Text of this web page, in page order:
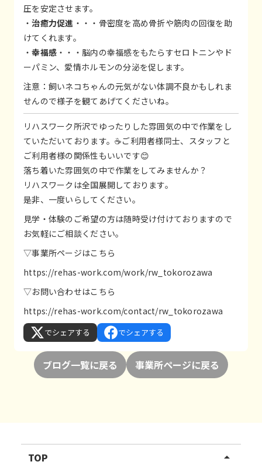
圧を安定させます。
・治癒力促進 ・・・骨密度を高め骨折や筋肉の回復を助
けてくれます。
・幸福感 ・・・脳内の幸福感をもたらすセロトニンやド
ーパミン、愛情ホルモンの分泌を促します。
注意：飼いネコちゃんの元気がない体調不良かもしれま
せんので様子を観てあげてくださいね。
リハスワーク所沢でゆったりした雰囲気の中で作業をし
ていただいております。☕ご利用者様同士、スタッフと
ご利用者様の関係性もいいです😊
落ち着いた雰囲気の中で作業をしてみませんか？
リハスワークは全国展開しております。
是非、一度いらしてください。
見学・体験のご希望の方は随時受け付けておりますので
お気軽にご相談ください。
▽事業所ページはこちら
https://rehas-work.com/work/rw_tokorozawa
▽お問い合わせはこちら
https://rehas-work.com/contact/rw_tokorozawa
でシェアする でシェアする
ブログ一覧に戻る 事業所ページに戻る
TOP arrow_drop_up